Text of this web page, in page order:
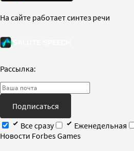
На сайте работает синтез речи
Рассылка:
Подписаться
Все сразу
Еженедельная
Новости Forbes Games